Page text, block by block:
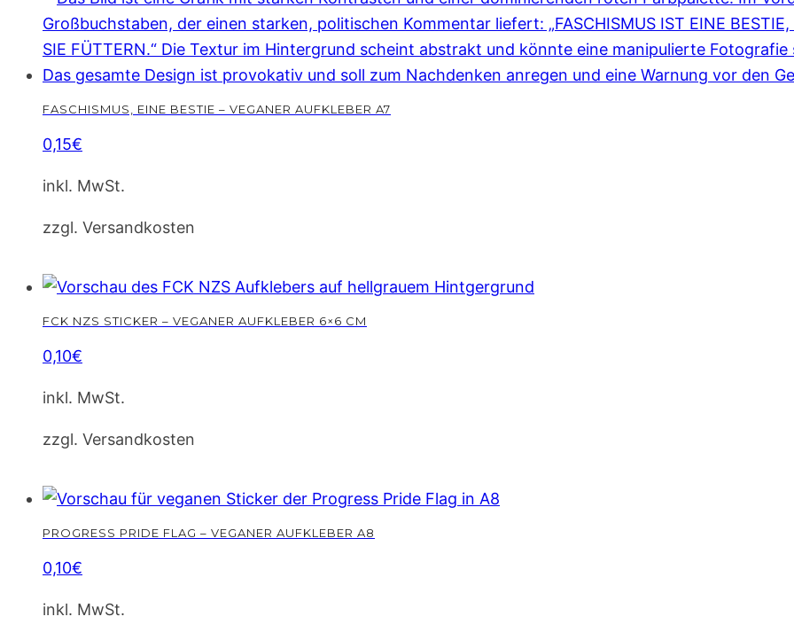
Menge
FASCHISMUS, EINE BESTIE – VEGANER AUFKLEBER A7
0,15€
inkl. MwSt.
zzgl. Versandkosten
FCK NZS STICKER – VEGANER AUFKLEBER 6×6 CM
0,10€
inkl. MwSt.
zzgl. Versandkosten
PROGRESS PRIDE FLAG – VEGANER AUFKLEBER A8
0,10€
inkl. MwSt.